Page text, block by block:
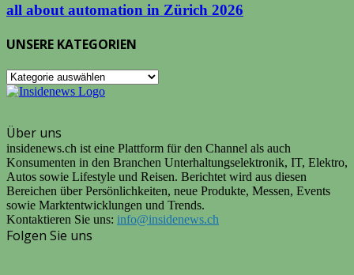
all about automation in Zürich 2026
UNSERE KATEGORIEN
UNSERE
KATEGORIEN
Über uns
insidenews.ch ist eine Plattform für den Channel als auch
Konsumenten in den Branchen Unterhaltungselektronik, IT, Elektro,
Autos sowie Lifestyle und Reisen. Berichtet wird aus diesen
Bereichen über Persönlichkeiten, neue Produkte, Messen, Events
sowie Marktentwicklungen und Trends.
Kontaktieren Sie uns: info@insidenews.ch
Folgen Sie uns